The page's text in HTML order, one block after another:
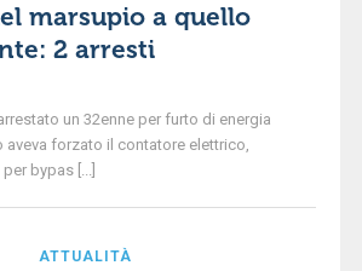
marsupio a quello
2 arresti
un 32enne per furto di energia
aveva forzato il contatore elettrico,
bypas [...]
ATTUALITÀ